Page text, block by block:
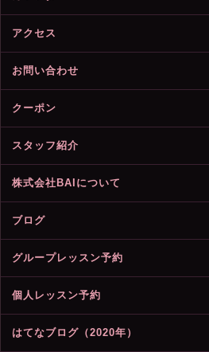
アクセス
お問い合わせ
クーポン
スタッフ紹介
株式会社BAIについて
ブログ
グループレッスン予約
個人レッスン予約
はてなブログ（2020年）